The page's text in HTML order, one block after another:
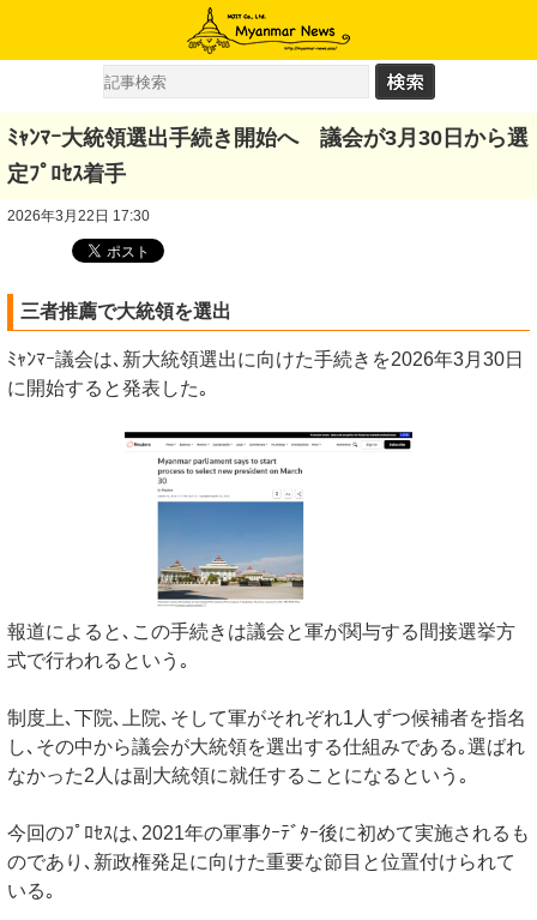
ﾐｬﾝﾏｰ大統領選出手続き開始へ 議会が3月30日から選
定ﾌﾟﾛｾｽ着手
2026年3月22日 17:30
三者推薦で大統領を選出
ﾐｬﾝﾏｰ議会は､新大統領選出に向けた手続きを2026年3月30日
に開始すると発表した｡
報道によると､この手続きは議会と軍が関与する間接選挙方
式で行われるという｡
制度上､下院､上院､そして軍がそれぞれ1人ずつ候補者を指名
し､その中から議会が大統領を選出する仕組みである｡選ばれ
なかった2人は副大統領に就任することになるという｡
今回のﾌﾟﾛｾｽは､2021年の軍事ｸｰﾃﾞﾀｰ後に初めて実施されるも
のであり､新政権発足に向けた重要な節目と位置付けられて
いる｡